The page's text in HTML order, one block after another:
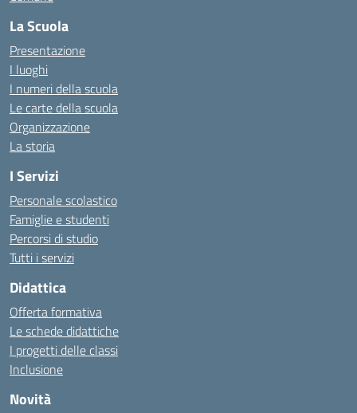
La Scuola
Presentazione
I luoghi
I numeri della scuola
Le carte della scuola
Organizzazione
La storia
I Servizi
Personale scolastico
Famiglie e studenti
Percorsi di studio
Tutti i servizi
Didattica
Offerta formativa
Le schede didattiche
I progetti delle classi
Inclusione
Novità